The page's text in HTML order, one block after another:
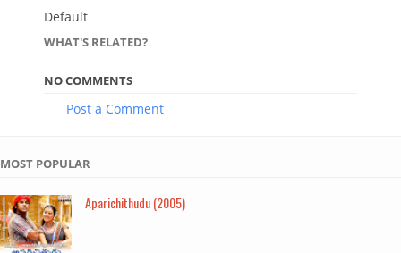
Default
WHAT'S RELATED?
NO COMMENTS
Post a Comment
MOST POPULAR
Aparichithudu (2005)